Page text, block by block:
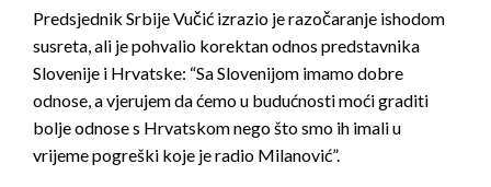
Predsjednik Srbije Vučić izrazio je razočaranje ishodom
susreta, ali je pohvalio korektan odnos predstavnika
Slovenije i Hrvatske: “Sa Slovenijom imamo dobre
odnose, a vjerujem da ćemo u budućnosti moći graditi
bolje odnose s Hrvatskom nego što smo ih imali u
vrijeme pogreški koje je radio Milanović”.